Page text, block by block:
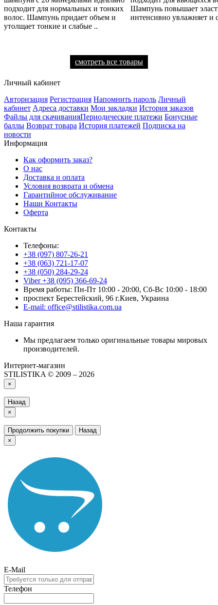
подходит для нормальных и тонких
волос. Шампунь придает объем и
утолщает тонкие и слабые ..
Шампунь повышает
интенсивно увлажняет и
смотреть все товары
Личный кабинет
Авторизация Регистрация Напомнить пароль Личный
кабинет Адреса доставки Мои закладки История заказов
Файлы для скачиванияПериодические платежи Бонусные
баллы Возврат товара История платежей Подписка на
новости
Информация
Как оформить заказ?
О нас
Доставка и оплата
Условия возврата и обмена
Гарантийное обслуживание
Наши Контакты
Оферта
Контакты
Телефоны:
+38 (097) 807-26-21
+38 (063) 721-17-07
+38 (050) 284-29-24
Viber +38 (095) 366-69-24
Время работы: Пн-Пт 10:00 - 20:00, Сб-Вс 10:00 - 18:00
проспект Берестейский, 96 г.Киев, Украина
E-mail: office@stilistika.com.ua
Наша гарантия
Мы предлагаем только оригинальные товары мировых
производителей.
Интернет-магазин
STILISTIKA © 2009 – 2026
×
Назад
×
Продолжить покупки
Назад
×
E-Mail
Телефон